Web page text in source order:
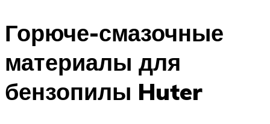
Горюче-смазочные
материалы для
бензопилы Huter